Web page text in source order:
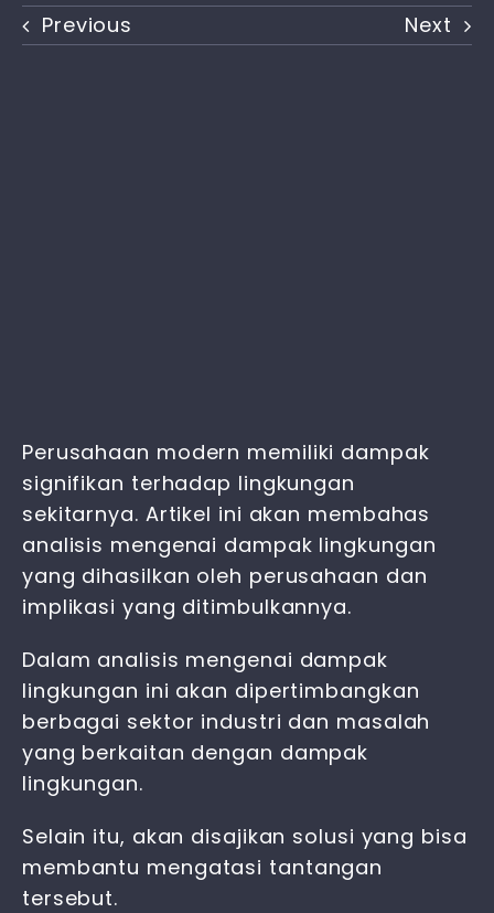
Previous Next
Perusahaan modern memiliki dampak
signifikan terhadap lingkungan
sekitarnya. Artikel ini akan membahas
analisis mengenai dampak lingkungan
yang dihasilkan oleh perusahaan dan
implikasi yang ditimbulkannya.
Dalam analisis mengenai dampak
lingkungan ini akan dipertimbangkan
berbagai sektor industri dan masalah
yang berkaitan dengan dampak
lingkungan.
Selain itu, akan disajikan solusi yang bisa
membantu mengatasi tantangan
tersebut.